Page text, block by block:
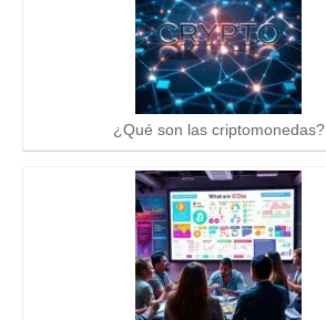
¿Qué son las criptomonedas?